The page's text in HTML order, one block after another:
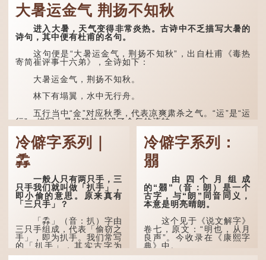
大暑运金气 荆扬不知秋
进入大暑，天气变得非常炎热。古诗中不乏描写大暑的
诗句，其中便有杜甫的名句。
这句便是“大暑运金气，荆扬不知秋”，出自杜甫《毒热
寄简崔评事十六弟》，全诗如下：
大暑运金气，荆扬不知秋。
林下有塌翼，水中无行舟。
五行当中“金”对应秋季，代表凉爽肃杀之气。“运”是“运
行”，描写大暑的酷热阻碍了金气的流转。
“荆扬”指荆州（湖北）和扬州（江苏），泛指长江中下
游地区，“...
冷僻字系列｜
掱
一般人只有两只手，三
只手我们就叫做「扒手」，
即小偷的意思。原来真有
「三只手」？
「掱」（音：扒）字由
三只手组成，代表「偷窃之
手」，即为扒手。我们常写
的「扒手」，其实古字为
「掱手」。
冷僻字系列：
朤
由四个月组成
的“朤”（音：朗）是一个
古字，与“朗”同音同义，
本意是明亮晴朗。
这个见于《说文解字》
卷七，原文：“明也，从月
良声”。今收录在《康熙字
典》中。